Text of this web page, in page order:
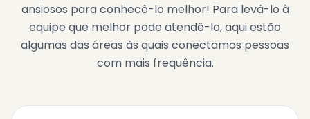
ansiosos para conhecê-lo melhor! Para levá-lo à
equipe que melhor pode atendê-lo, aqui estão
algumas das áreas às quais conectamos pessoas
com mais frequência.